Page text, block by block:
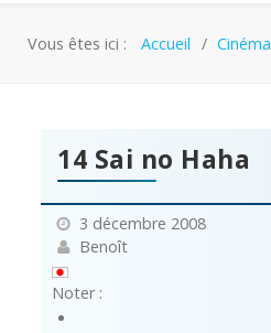
Vous êtes ici : Accueil Cinéma
14 Sai no Haha
3 décembre 2008
Benoît
Noter :